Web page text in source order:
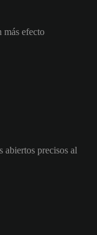
más efecto
abiertos precisos al